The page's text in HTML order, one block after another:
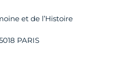
et de l’Histoire
PARIS